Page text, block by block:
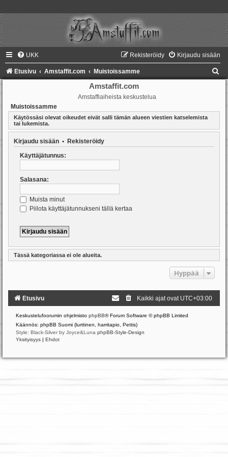
UKK Kirjaudu sisään
Rekisteröidy
Etusivu Amstaffit.com Muistoissamme
Amstaffit.com
Amstaffiaiheista keskustelua
Muistoissamme
Käytössäsi olevat oikeudet eivät salli tämän alueen viestien katselemista
tai lukemista.
Kirjaudu sisään • Rekisteröidy
Käyttäjätunnus:
Salasana:
Muista minut
Piilota käyttäjätunnukseni tällä kertaa
Tässä kategoriassa ei ole alueita.
Hyppää
Etusivu Kaikki ajat ovat UTC+03:00
Keskustelufoorumin ohjelmisto phpBB® Forum Software © phpBB Limited
Käännös: phpBB Suomi (lurttinen, harritapio, Pettis)
Style: Black-Silver by Joyce&Luna phpBB-Style-Design
Yksityisyys | Ehdot